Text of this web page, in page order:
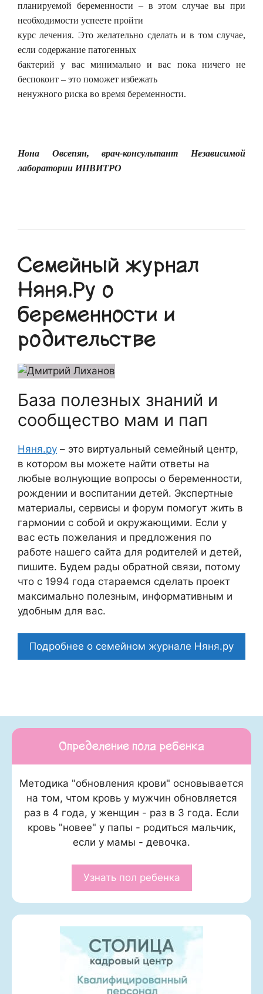
планируемой беременности – в этом случае вы при
необходимости успеете пройти
курс лечения. Это желательно сделать и в том случае,
если содержание патогенных
бактерий у вас минимально и вас пока ничего не
беспокоит – это поможет избежать
ненужного риска во время беременности.
Нона Овсепян, врач-консультант Независимой
лаборатории ИНВИТРО
Семейный журнал
Няня.Ру о
беременности и
родительстве
База полезных знаний и
сообщество мам и пап
Няня.ру – это виртуальный семейный центр,
в котором вы можете найти ответы на
любые волнующие вопросы о беременности,
рождении и воспитании детей. Экспертные
материалы, сервисы и форум помогут жить в
гармонии с собой и окружающими. Если у
вас есть пожелания и предложения по
работе нашего сайта для родителей и детей,
пишите. Будем рады обратной связи, потому
что c 1994 года стараемся сделать проект
максимально полезным, информативным и
удобным для вас.
Подробнее о семейном журнале Няня.ру
Определение пола ребенка
Методика "обновления крови" основывается
на том, чтом кровь у мужчин обновляется
раз в 4 года, у женщин - раз в 3 года. Если
кровь "новее" у папы - родиться мальчик,
если у мамы - девочка.
Узнать пол ребенка